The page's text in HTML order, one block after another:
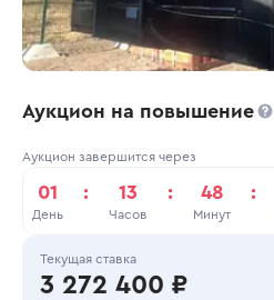
Аукцион на повышение
Аукцион завершится через
01
День
: 13
Часов
: 48
Минут
:
Текущая ставка
3 272 400 ₽